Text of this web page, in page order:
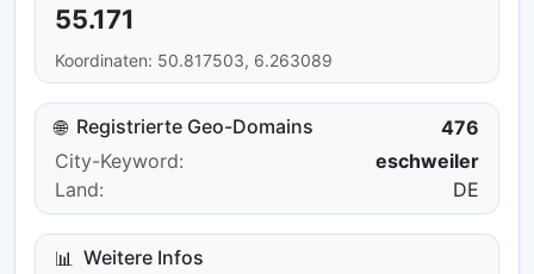
55.171
Koordinaten: 50.817503, 6.263089
🌐 Registrierte Geo-Domains
476
City-Keyword:
eschweiler
Land:
DE
📊 Weitere Infos